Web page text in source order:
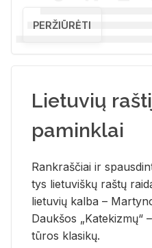
PERŽIŪRĖTI
Lietuvių
paminklai
Rank­raš­čiai ir
tys lie­tu­viš­kų raš­tų
lie­tu­vių kal­ba –
Dauk­šos „Ka­te­kiz­mų“
tū­ros kla­si­kų.